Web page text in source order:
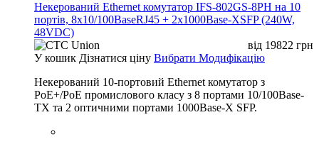
Некерований Ethernet комутатор IFS-802GS-8PH на 10
портів, 8x10/100BaseRJ45 + 2x1000Base-XSFP (240W,
48VDC)
від 19822 грн
У кошик Дізнатися ціну Вибрати Модифікацію
Некерований 10-портовий Ethernet комутатор з
PoE+/PoE промислового класу з 8 портами 10/100Base-
TX та 2 оптичними портами 1000Base-X SFP.